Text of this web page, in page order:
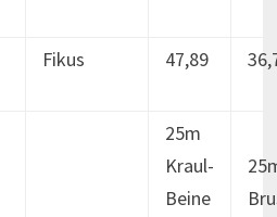
Fikus 47,89
25m
Kraul-
Beine